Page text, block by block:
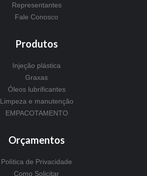
Representantes
Fale Conosco
Produtos
Injeção plástica
Graxas
Óleos lubrificantes
Limpeza e manutenção
EMPACOTAMENTO
Orçamentos
Política de Privacidade
Como Solicitar